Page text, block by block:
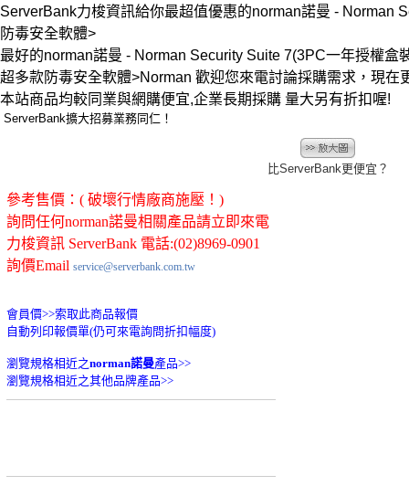
ServerBank力梭資訊給你最超值優惠的norman諾曼 - Norman
防毒安全軟體>
最好的norman諾曼 - Norman Security Suite 7(3PC一年授權盒
超多款防毒安全軟體>Norman 歡迎您來電討論採購需求，現在
本站商品均較同業與網購便宜,企業長期採購 量大另有折扣喔!
ServerBank擴大招募業務同仁！
比ServerBank更便宜？
參考售價：( 破壞行情廠商施壓！)
詢問任何norman諾曼相關產品請立即來電
力梭資訊 ServerBank 電話:(02)8969-0901
詢價Email service@serverbank.com.tw
會員價>>索取此商品報價
自動列印報價單(仍可來電詢問折扣幅度)
瀏覽規格相近之norman諾曼產品>>
瀏覽規格相近之其他品牌產品>>